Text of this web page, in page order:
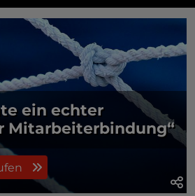
ein echter
Mitarbeiterbindung“